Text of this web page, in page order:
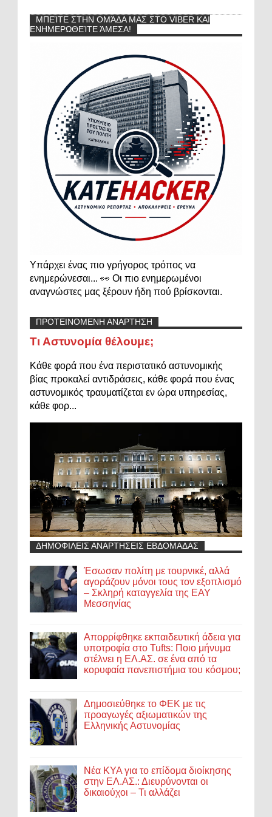
ΜΠΕΊΤΕ ΣΤΗΝ ΟΜΆΔΑ ΜΑΣ ΣΤΟ VIBER ΚΑΙ
ΕΝΗΜΕΡΩΘΕΊΤΕ ΆΜΕΣΑ!
Υπάρχει ένας πιο γρήγορος τρόπος να
ενημερώνεσαι... 👀 Οι πιο ενημερωμένοι
αναγνώστες μας ξέρουν ήδη πού βρίσκονται.
ΠΡΟΤΕΙΝΟΜΕΝΗ ΑΝΑΡΤΗΣΗ
Τι Αστυνομία θέλουμε;
Κάθε φορά που ένα περιστατικό αστυνομικής
βίας προκαλεί αντιδράσεις, κάθε φορά που ένας
αστυνομικός τραυματίζεται εν ώρα υπηρεσίας,
κάθε φορ...
ΔΗΜΟΦΙΛΕΙΣ ΑΝΑΡΤΗΣΕΙΣ ΕΒΔΟΜΑΔΑΣ
Έσωσαν πολίτη με τουρνικέ, αλλά
αγοράζουν μόνοι τους τον εξοπλισμό
– Σκληρή καταγγελία της ΕΑΥ
Μεσσηνίας
Απορρίφθηκε εκπαιδευτική άδεια για
υποτροφία στο Tufts: Ποιο μήνυμα
στέλνει η ΕΛ.ΑΣ. σε ένα από τα
κορυφαία πανεπιστήμια του κόσμου;
Δημοσιεύθηκε το ΦΕΚ με τις
προαγωγές αξιωματικών της
Ελληνικής Αστυνομίας
Νέα ΚΥΑ για το επίδομα διοίκησης
στην ΕΛ.ΑΣ.: Διευρύνονται οι
δικαιούχοι – Τι αλλάζει